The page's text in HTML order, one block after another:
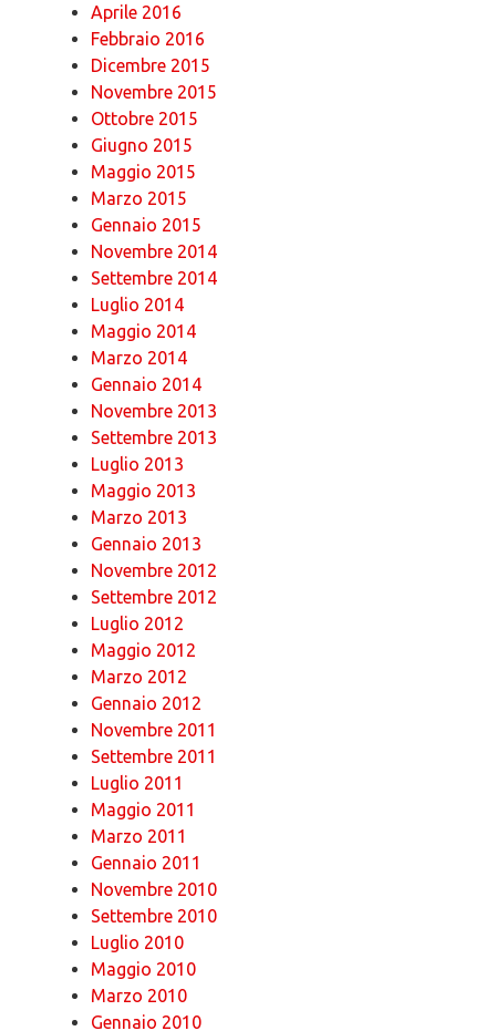
Aprile 2016
Febbraio 2016
Dicembre 2015
Novembre 2015
Ottobre 2015
Giugno 2015
Maggio 2015
Marzo 2015
Gennaio 2015
Novembre 2014
Settembre 2014
Luglio 2014
Maggio 2014
Marzo 2014
Gennaio 2014
Novembre 2013
Settembre 2013
Luglio 2013
Maggio 2013
Marzo 2013
Gennaio 2013
Novembre 2012
Settembre 2012
Luglio 2012
Maggio 2012
Marzo 2012
Gennaio 2012
Novembre 2011
Settembre 2011
Luglio 2011
Maggio 2011
Marzo 2011
Gennaio 2011
Novembre 2010
Settembre 2010
Luglio 2010
Maggio 2010
Marzo 2010
Gennaio 2010